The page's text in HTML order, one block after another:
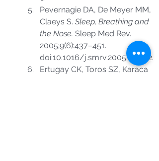
Pevernagie DA, De Meyer MM,
Claeys S. Sleep, Breathing and
the Nose. Sleep Med Rev.
2005;9(6):437–451.
doi:10.1016/j.smrv.2005.02.002.
Ertugay CK, Toros SZ, Karaca